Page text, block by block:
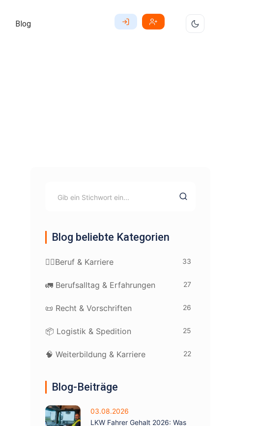
Blog
Blog beliebte Kategorien
👷‍♂️Beruf & Karriere 33
🚛 Berufsalltag & Erfahrungen 27
📜 Recht & Vorschriften 26
📦 Logistik & Spedition 25
🧠 Weiterbildung & Karriere 22
Blog-Beiträge
03.08.2026
LKW Fahrer Gehalt 2026: Was